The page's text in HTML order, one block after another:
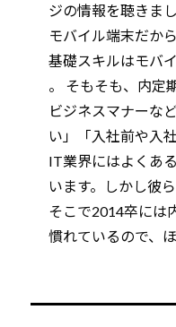
ジの情報を聴きまし
モバイル端末だか
基礎スキルはモバ
。 そもそも、内定
ビジネスマナーな
い」「入社前や入
IT業界にはよくあ
います。しかし彼
そこで2014卒には
慣れているので、